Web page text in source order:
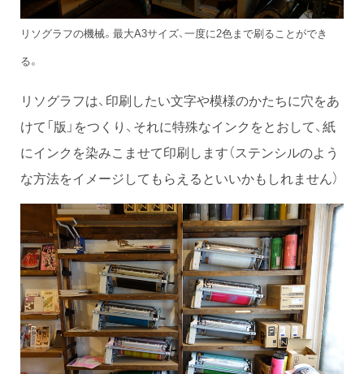
リソグラフの機械。最大A3サイズ、一度に2色まで刷ることができ
る。
リソグラフは、印刷したい文字や模様のかたちに穴をあ
けて「版」をつくり、それに特殊なインクをとおして、紙
にインクを染みこませて印刷します（ステンシルのよう
な方法をイメージしてもらえるといいかもしれません）